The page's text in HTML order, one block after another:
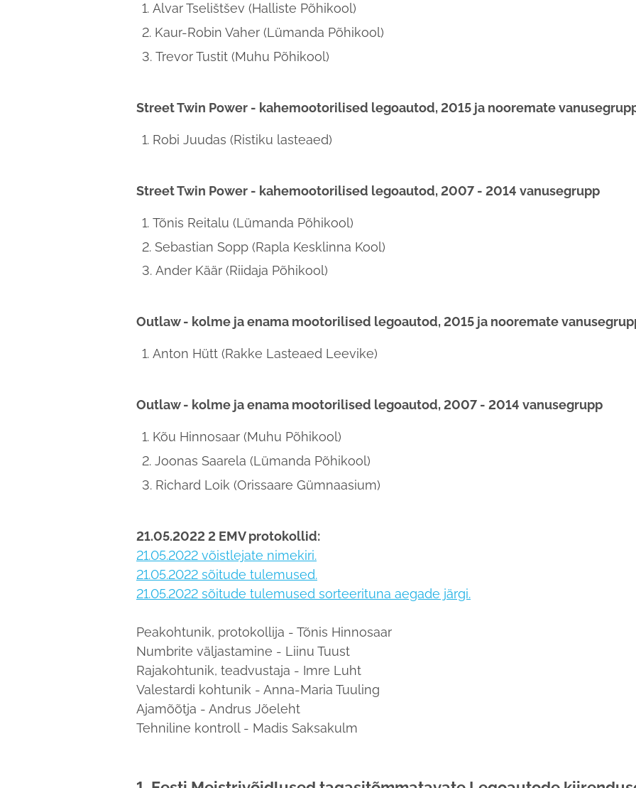
Alvar Tselištšev (Halliste Põhikool)
Kaur-Robin Vaher (Lümanda Põhikool)
Trevor Tustit (Muhu Põhikool)
Street Twin Power - kahemootorilised legoautod, 2015 ja nooremate
Robi Juudas (Ristiku lasteaed)
Street Twin Power - kahemootorilised legoautod, 2007 - 2014 vanusegrupp
Tõnis Reitalu (Lümanda Põhikool)
Sebastian Sopp (Rapla Kesklinna Kool)
Ander Käär (Riidaja Põhikool)
Outlaw - kolme ja enama mootorilised legoautod, 2015 ja nooremate
Anton Hütt (Rakke Lasteaed Leevike)
Outlaw - kolme ja enama mootorilised legoautod, 2007 - 2014 vanusegrupp
Kõu Hinnosaar (Muhu Põhikool)
Joonas Saarela (Lümanda Põhikool)
Richard Loik (Orissaare Gümnaasium)
21.05.2022 2 EMV protokollid:
21.05.2022 võistlejate nimekiri.
21.05.2022 sõitude tulemused.
21.05.2022 sõitude tulemused sorteerituna aegade järgi.
Peakohtunik, protokollija - Tõnis Hinnosaar
Numbrite väljastamine - Liinu Tuust
Rajakohtunik, teadvustaja - Imre Luht
Valestardi kohtunik - Anna-Maria Tuuling
Ajamõõtja - Andrus Jõeleht
Tehniline kontroll - Madis Saksakulm